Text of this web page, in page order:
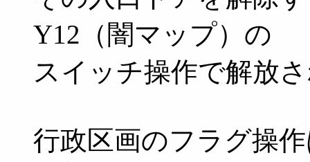
Y12（闇マップ）の
スイッチ操作で解放
行政区画のフラグ操